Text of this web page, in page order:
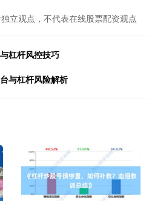
立观点，不代表在线股票配资观点
杠杆风控技巧
与杠杆风险解析